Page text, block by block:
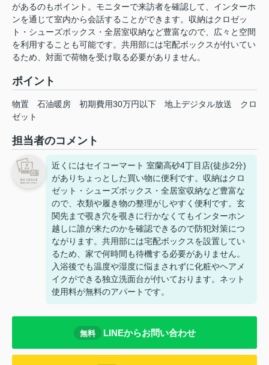
があるのもポイント。モニターで来訪者を確認して、インターホ
ンを通じて室内から会話することができます。収納はクロゼッ
ト・シューズボックス・全居室収納など豊富なので、広々と空間
を利用することも可能です。共用部には宅配ボックスが付いてい
るため、対面で荷物を受け取る必要がありません。
ポイント
物置 石油暖房 初期費用30万円以下 地上デジタル放送
クロ
ゼット
担当者のコメント
近くにはセイコーマート 室蘭高砂4丁目店(徒歩2分)
がありちょっとした買い物に便利です。収納はクロ
ゼット・シューズボックス・全居室収納など豊富な
ので、衣類や履き物の整理がしやすく便利です。玄
関先まで覗き穴を覗きに行かなくてもインターホン
越しに誰が来たのかを確認できるので防犯対策につ
ながります。共用部には宅配ボックスを設置してい
るため、家で何時間も待機する必要がありません。
入浴後でも温度や湿度に悩まされずに化粧やヘアメ
イクができる独立洗面台が付いております。ネット
使用料が無料のアパートです。
無料 LINEからお問い合わせ